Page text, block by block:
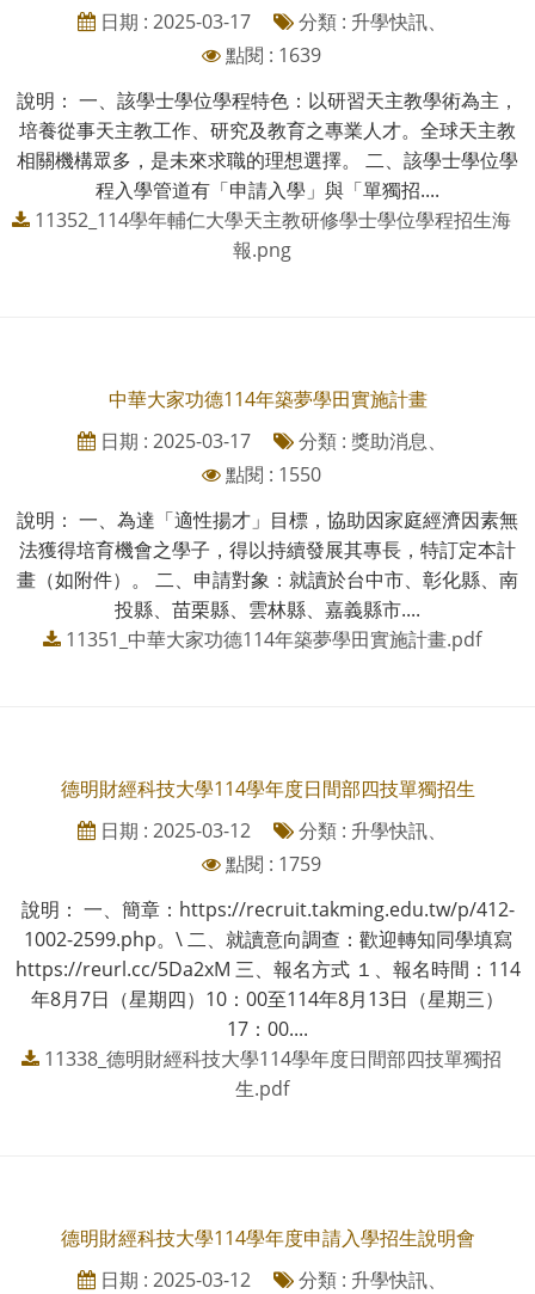
日期 : 2025-03-17
分類 : 升學快訊、
點閱 : 1639
說明： 一、該學士學位學程特色：以研習天主教學術為主，
培養從事天主教工作、研究及教育之專業人才。全球天主教
相關機構眾多，是未來求職的理想選擇。 二、該學士學位學
程入學管道有「申請入學」與「單獨招....
11352_114學年輔仁大學天主教研修學士學位學程招生海
報.png
中華大家功德114年築夢學田實施計畫
日期 : 2025-03-17
分類 : 獎助消息、
點閱 : 1550
說明： 一、為達「適性揚才」目標，協助因家庭經濟因素無
法獲得培育機會之學子，得以持續發展其專長，特訂定本計
畫（如附件）。 二、申請對象：就讀於台中市、彰化縣、南
投縣、苗栗縣、雲林縣、嘉義縣市....
11351_中華大家功德114年築夢學田實施計畫.pdf
德明財經科技大學114學年度日間部四技單獨招生
日期 : 2025-03-12
分類 : 升學快訊、
點閱 : 1759
說明： 一、簡章：https://recruit.takming.edu.tw/p/412-
1002-2599.php。\ 二、就讀意向調查：歡迎轉知同學填寫
https://reurl.cc/5Da2xM 三、報名方式 １、報名時間：114
年8月7日（星期四）10：00至114年8月13日（星期三）
17：00....
11338_德明財經科技大學114學年度日間部四技單獨招
生.pdf
德明財經科技大學114學年度申請入學招生說明會
日期 : 2025-03-12
分類 : 升學快訊、